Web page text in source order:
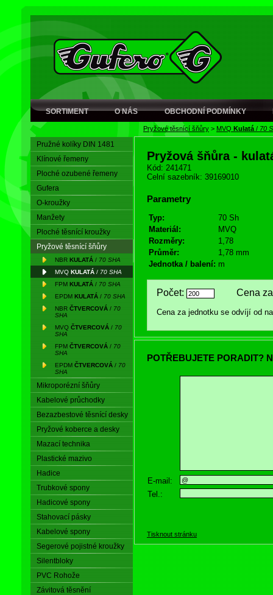
SORTIMENT O NÁS OBCHODNÍ PODMÍNKY
Pryžové těsnící šňůry > MVQ Kulatá / 70
Pružné kolíky DIN 1481
Klínové řemeny
Ploché ozubené řemeny
Gufera
O-kroužky
Manžety
Ploché těsnící kroužky
Pryžové těsnící šňůry
NBR KULATÁ / 70 SHA
MVQ KULATÁ / 70 SHA
FPM KULATÁ / 70 SHA
EPDM KULATÁ / 70 SHA
NBR ČTVERCOVÁ / 70
SHA
MVQ ČTVERCOVÁ / 70
SHA
FPM ČTVERCOVÁ / 70
SHA
EPDM ČTVERCOVÁ / 70
SHA
Mikroporézní šňůry
Kabelové průchodky
Bezazbestové těsnící desky
Pryžové koberce a desky
Mazací technika
Plastické mazivo
Hadice
Trubkové spony
Hadicové spony
Stahovací pásky
Kabelové spony
Segerové pojistné kroužky
Silentbloky
PVC Rohože
Závitová těsnění
Pryžová šňůra -
Kód: 241471
Celní sazebník: 39169010
Parametry
Typ:
70 Sh
Materiál:
MVQ
Rozměry:
1,78
Průměr:
1,78 mm
Jednotka / balení: m
Počet: Cena za
Cena za jednotku se odvíjí od
POTŘEBUJETE PORADIT?
E-mail:
Tel.:
Tisknout stránku